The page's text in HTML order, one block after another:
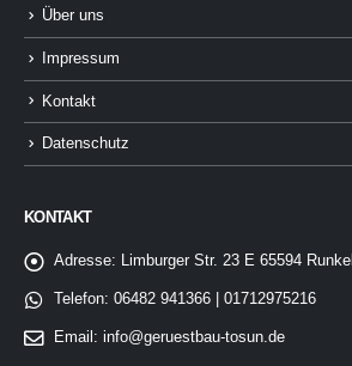
Über uns
Impressum
Kontakt
Datenschutz
KONTAKT
Adresse: Limburger Str. 23 E 65594 Runkel
Telefon: 06482 941366 | 01712975216
Email: info@geruestbau-tosun.de